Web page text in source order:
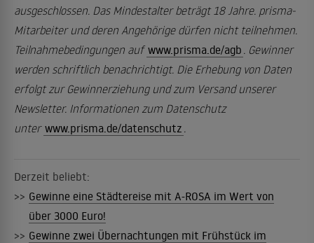
ausgeschlossen. Das Mindestalter beträgt 18 Jahre. prisma-
Mitarbeiter und deren Angehörige dürfen nicht teilnehmen.
Teilnahmebedingungen auf www.prisma.de/agb . Gewinner
werden schriftlich benachrichtigt. Die Erhebung von Daten
erfolgt zur Gewinnerziehung und zum Versand unserer
Newsletter. Informationen zum Datenschutz
unter www.prisma.de/datenschutz
Derzeit beliebt:
>> Gewinne eine Städtereise mit A-ROSA im Wert von
über 3000 Euro!
>> Gewinne zwei Übernachtungen mit Frühstück im